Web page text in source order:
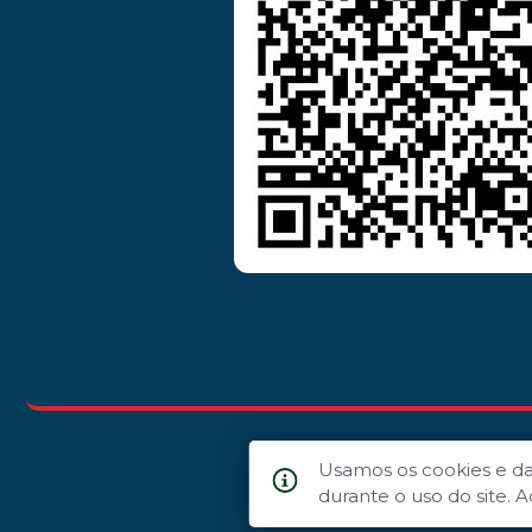
Usamos os cookies e
durante o uso do site.